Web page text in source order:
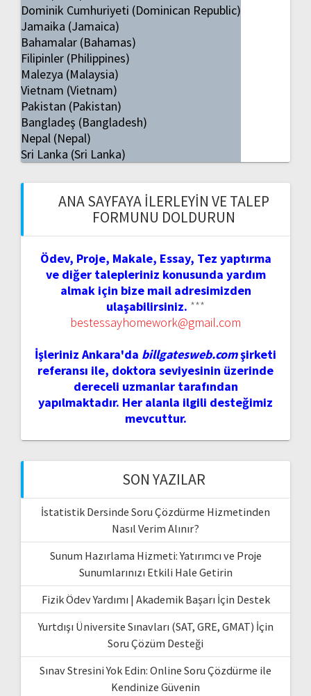
Dominik Cumhuriyeti (Dominican Republic)
Jamaika (Jamaica)
Bahamalar (Bahamas)
Filipinler (Philippines)
Malezya (Malaysia)
Vietnam (Vietnam)
Pakistan (Pakistan)
Bangladeş (Bangladesh)
Nepal (Nepal)
Sri Lanka (Sri Lanka)
ANA SAYFAYA İLERLEYIN VE TALEP
FORMUNU DOLDURUN
Ödev, Proje, Makale, Essay, Tez yaptırma
ve diğer talepleriniz konusunda yardım
almak için bize mail adresimizden
ulaşabilirsiniz. ***
bestessayhomework@gmail.com
İşleriniz Ankara'da billgatesweb.comşirketi
referansı ile, doktora seviyesinin üzerinde
dereceli uzmanlar tarafından
yapılmaktadır. Her alanla ilgili desteğimiz
mevcuttur.
SON YAZILAR
İstatistik Dersinde Soru Çözdürme Hizmetinden
Nasıl Verim Alınır?
Sunum Hazırlama Hizmeti: Yatırımcı ve Proje
Sunumlarınızı Etkili Hale Getirin
Fizik Ödev Yardımı | Akademik Başarı İçin Destek
Yurtdışı Üniversite Sınavları (SAT, GRE, GMAT) İçin
Soru Çözüm Desteği
Sınav Stresini Yok Edin: Online Soru Çözdürme ile
Kendinize Güvenin